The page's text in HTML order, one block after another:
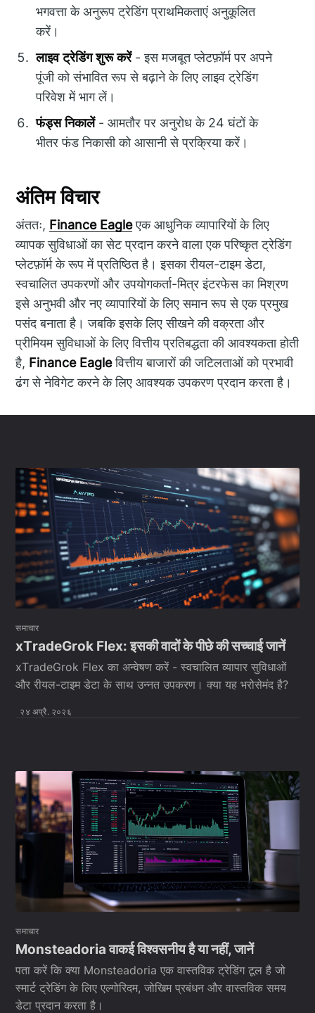
भगवत्ता के अनुरूप ट्रेडिंग प्राथमिकताएं अनुकूलित
करें।
लाइव ट्रेडिंग शुरू करें- इस मजबूत प्लेटफ़ॉर्म पर अपने
पूंजी को संभावित रूप से बढ़ाने के लिए लाइव ट्रेडिंग
परिवेश में भाग लें।
फंड्स निकालें- आमतौर पर अनुरोध के 24 घंटों के
भीतर फंड निकासी को आसानी से प्रक्रिया करें।
अंतिम विचार
अंततः, Finance Eagleएक आधुनिक व्यापारियों के लिए
व्यापक सुविधाओं का सेट प्रदान करने वाला एक परिष्कृत ट्रेडिंग
प्लेटफ़ॉर्म के रूप में प्रतिष्ठित है। इसका रीयल-टाइम डेटा,
स्वचालित उपकरणों और उपयोगकर्ता-मित्र इंटरफेस का मिश्रण
इसे अनुभवी और नए व्यापारियों के लिए समान रूप से एक प्रमुख
पसंद बनाता है। जबकि इसके लिए सीखने की वक्रता और
प्रीमियम सुविधाओं के लिए वित्तीय प्रतिबद्धता की आवश्यकता होती
है, Finance Eagleवित्तीय बाजारों की जटिलताओं को प्रभावी
ढंग से नेविगेट करने के लिए आवश्यक उपकरण प्रदान करता है।
समाचार
хΤrаdеGrοk Flех: इसकी वादों के पीछे की सच्चाई जानें
хΤrаdеGrοk Flех का अन्वेषण करें - स्वचालित व्यापार सुविधाओं
और रीयल-टाइम डेटा के साथ उन्नत उपकरण। क्या यह भरोसेमंद है?
२४ अप्रै. २०२६
समाचार
Monsteadoria वाकई विश्वसनीय है या नहीं, जानें
पता करें कि क्या Monsteadoria एक वास्तविक ट्रेडिंग टूल है जो
स्मार्ट ट्रेडिंग के लिए एल्गोरिदम, जोखिम प्रबंधन और वास्तविक समय
डेटा प्रदान करता है।